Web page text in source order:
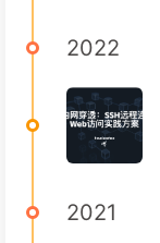
2022
2021